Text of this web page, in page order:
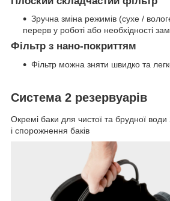
Зручна зміна режимів (сухе /
перерв у роботі або необхідності
Фільтр з нано-покриттям
Фільтр можна зняти швидко та
Система 2 резервуарів
Окремі баки для чистої та брудної води
і спорожнення баків